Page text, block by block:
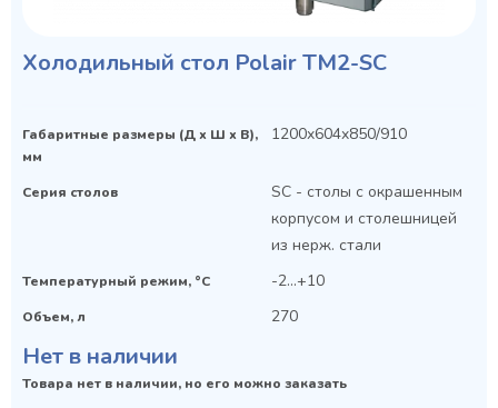
Холодильный стол Polair TM2-SC
Габаритные размеры (Д х Ш х В),
мм
1200x604x850/910
Серия столов
SC - столы с окрашенным
корпусом и столешницей
из нерж. стали
Температурный режим, °C -2...+10
Объем, л 270
Нет в наличии
Товара нет в наличии, но его можно заказать